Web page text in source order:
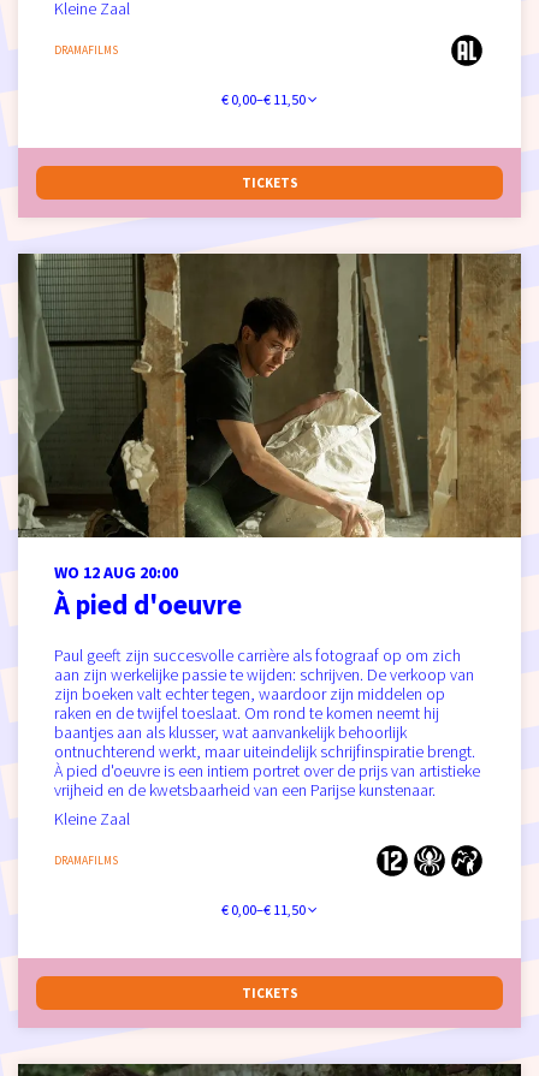
Kleine Zaal
DRAMAFILMS
€ 0,00–€ 11,50
TICKETS
À pied d'oeuvre
WO 12 AUG 20:00
Paul geeft zijn succesvolle carrière als fotograaf op om zich
aan zijn werkelijke passie te wijden: schrijven. De verkoop van
zijn boeken valt echter tegen, waardoor zijn middelen op
raken en de twijfel toeslaat. Om rond te komen neemt hij
baantjes aan als klusser, wat aanvankelijk behoorlijk
ontnuchterend werkt, maar uiteindelijk schrijfinspiratie brengt.
À pied d'oeuvre is een intiem portret over de prijs van artistieke
vrijheid en de kwetsbaarheid van een Parijse kunstenaar.
Kleine Zaal
DRAMAFILMS
€ 0,00–€ 11,50
TICKETS